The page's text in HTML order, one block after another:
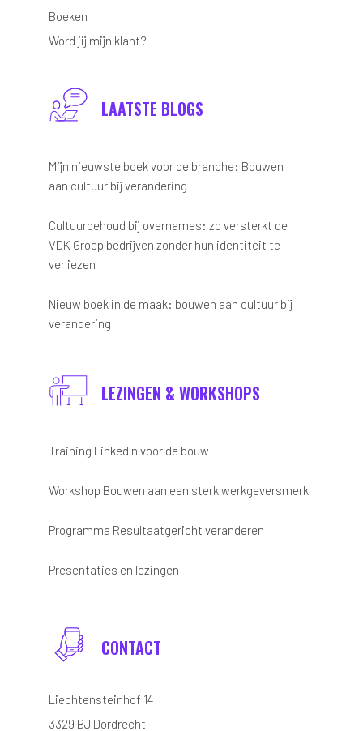
Boeken
Word jij mijn klant?
LAATSTE BLOGS
Mijn nieuwste boek voor de branche: Bouwen
aan cultuur bij verandering
Cultuurbehoud bij overnames: zo versterkt de
VDK Groep bedrijven zonder hun identiteit te
verliezen
Nieuw boek in de maak: bouwen aan cultuur bij
verandering
LEZINGEN & WORKSHOPS
Training LinkedIn voor de bouw
Workshop Bouwen aan een sterk werkgeversmerk
Programma Resultaatgericht veranderen
Presentaties en lezingen
CONTACT
Liechtensteinhof 14
3329 BJ Dordrecht